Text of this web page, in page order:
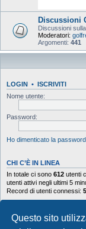
Questo sito
Discussioni
Discussioni
Moderatori:
Argomenti: 441
LOGIN • ISCRIVITI
Nome utente:
Password:
Ho dimenticato la password
CHI C’È IN LINEA
In totale ci sono 612 utenti
utenti attivi negli ultimi 5
Record di utenti connessi:
Totale messaggi103644•